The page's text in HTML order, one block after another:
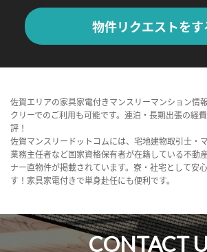
物件リクエストをす
佐賀エリアの家具家電付きマンスリーマンション情
クリーでのご利用も可能です。連泊・長期出張の経
評！
佐賀マンスリードットコムには、宅地建物取引士・
業務主任者など国家資格保有者が在籍している不動
ナー直物件が掲載されています。寮・社宅として安
す！家具家電付きで単身赴任にも便利です。
CONTACT